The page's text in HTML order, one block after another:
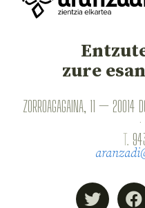
zure
ZORROAGAGAINA, 11 — 20014
T.